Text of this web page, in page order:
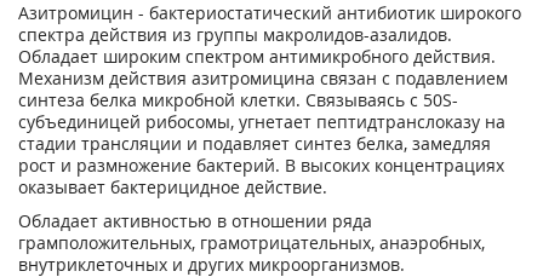
Азитромицин - бактериостатический антибиотик широкого
спектра действия из группы макролидов-азалидов.
Обладает широким спектром антимикробного действия.
Механизм действия азитромицина связан с подавлением
синтеза белка микробной клетки. Связываясь с 50S-
субъединицей рибосомы, угнетает пептидтранслоказу на
стадии трансляции и подавляет синтез белка, замедляя
рост и размножение бактерий. В высоких концентрациях
оказывает бактерицидное действие.
Обладает активностью в отношении ряда
грамположительных, грамотрицательных, анаэробных,
внутриклеточных и других микроорганизмов.